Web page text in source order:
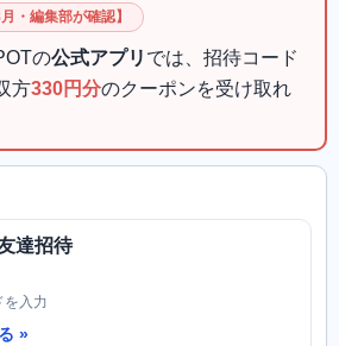
・編集部が確認】
の公式アプリ では、招待コード
方330円分のクーポンを受け取れ
達招待
を入力